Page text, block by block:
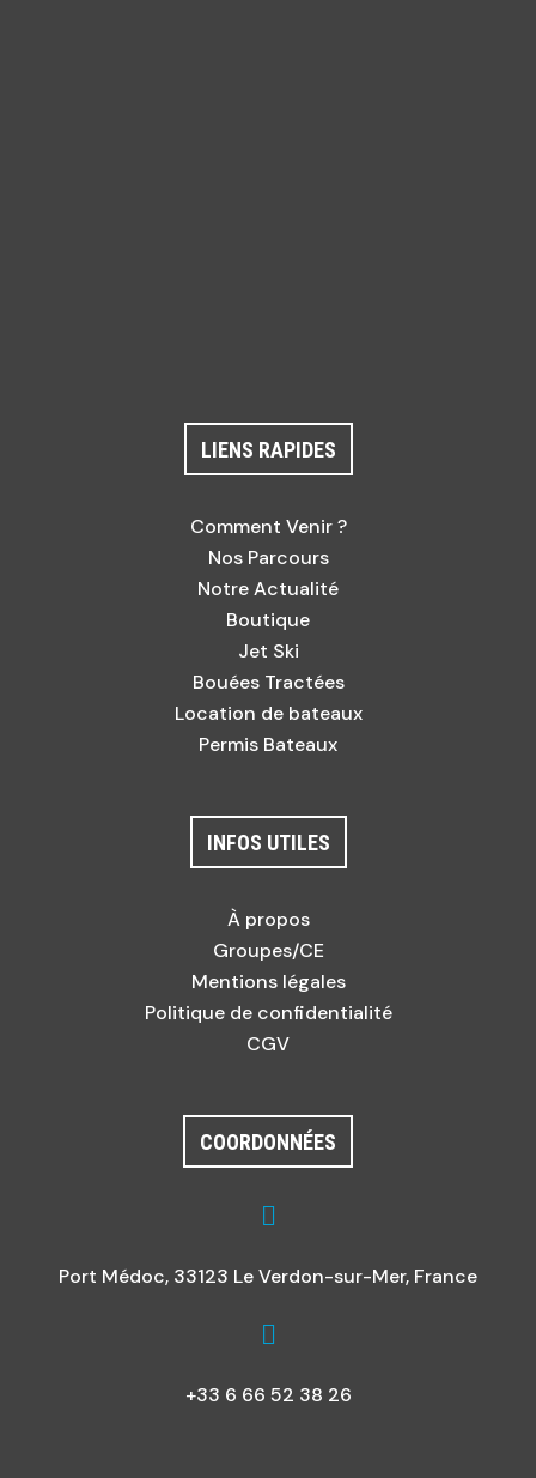
LIENS RAPIDES
Comment Venir ?
Nos Parcours
Notre Actualité
Boutique
Jet Ski
Bouées Tractées
Location de bateaux
Permis Bateaux
INFOS UTILES
À propos
Groupes/CE
Mentions légales
Politique de confidentialité
CGV
COORDONNÉES

Port Médoc, 33123 Le Verdon-sur-Mer, France

+33 6 66 52 38 26